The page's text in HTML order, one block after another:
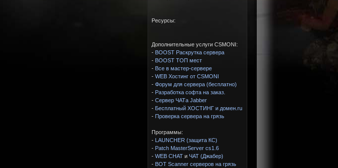
Ресурсы:
Дополнительные услуги CSMONI:
- BOOST Раскрутка сервера
- BOOST ТОП мест
- Все в мастер-сервере
- WEB Хостинг от CSMONI
- Форум для сервера (бесплатно)
- Разработка софта на заказ.
- Сервер ЧАТа Jabber
- Бесплатный ХОСТИНГ и домен.ru
- Проверка сервера на грязь
Программы:
- LAUNCHER (защита КС)
- Patch MasterServer cs1.6
- WEB CHAT и ЧАТ (Джабер)
- BOT Scanner серверов на грязь